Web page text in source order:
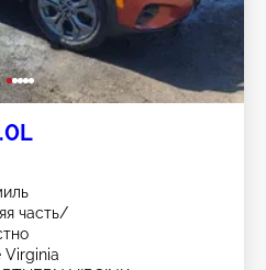
часть/
Virginia